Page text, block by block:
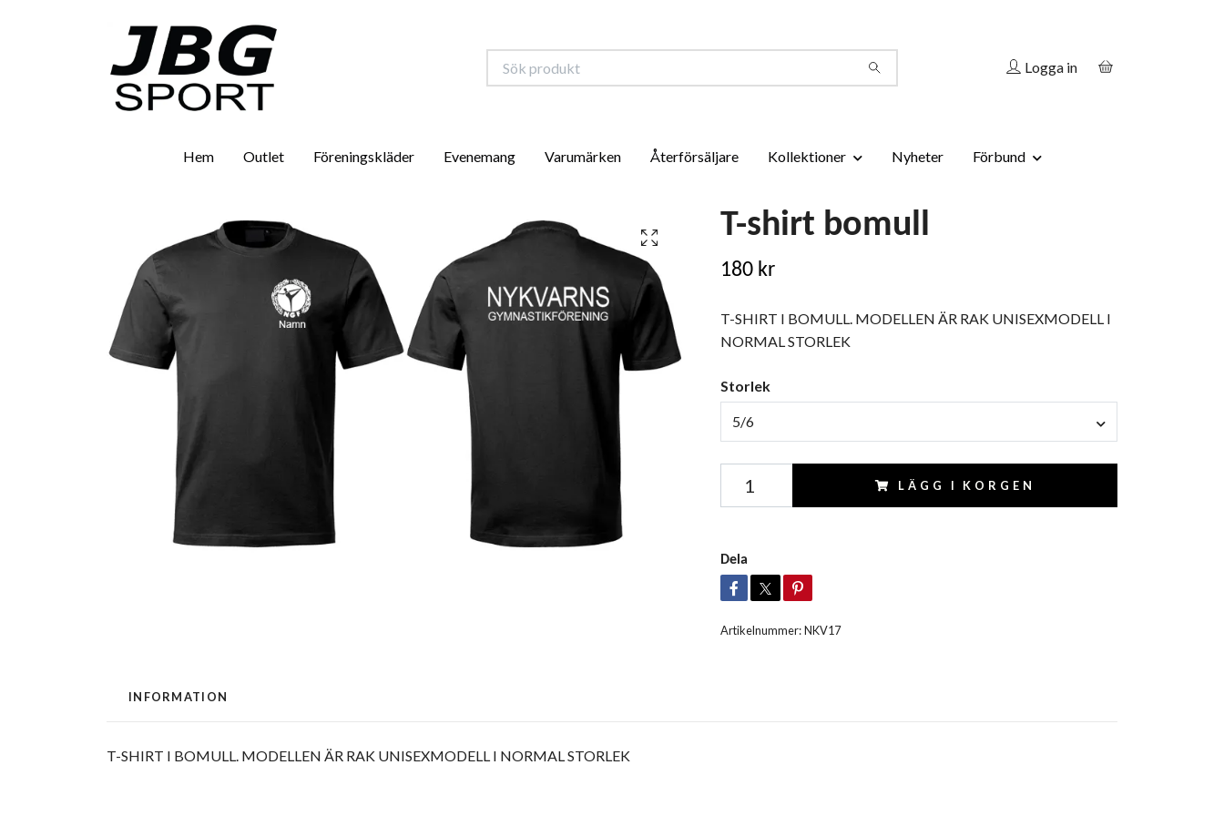
Logga in
Hem Outlet Föreningskläder Evenemang Varumärken Återförsäljare Kollektioner Nyheter Förbund
T-shirt bomull
180 kr
T-SHIRT I BOMULL. MODELLEN ÄR RAK UNISEXMODELL I
NORMAL STORLEK
Storlek
5/6
LÄGG I KORGEN
Dela
Artikelnummer:NKV17
INFORMATION
T-SHIRT I BOMULL. MODELLEN ÄR RAK UNISEXMODELL I NORMAL STORLEK